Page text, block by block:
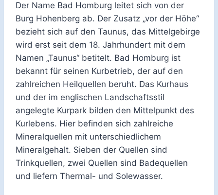
Der Name Bad Homburg leitet sich von der
Burg Hohenberg ab. Der Zusatz „vor der Höhe“
bezieht sich auf den Taunus, das Mittelgebirge
wird erst seit dem 18. Jahrhundert mit dem
Namen „Taunus“ betitelt. Bad Homburg ist
bekannt für seinen Kurbetrieb, der auf den
zahlreichen Heilquellen beruht. Das Kurhaus
und der im englischen Landschaftsstil
angelegte Kurpark bilden den Mittelpunkt des
Kurlebens. Hier befinden sich zahlreiche
Mineralquellen mit unterschiedlichem
Mineralgehalt. Sieben der Quellen sind
Trinkquellen, zwei Quellen sind Badequellen
und liefern Thermal- und Solewasser.